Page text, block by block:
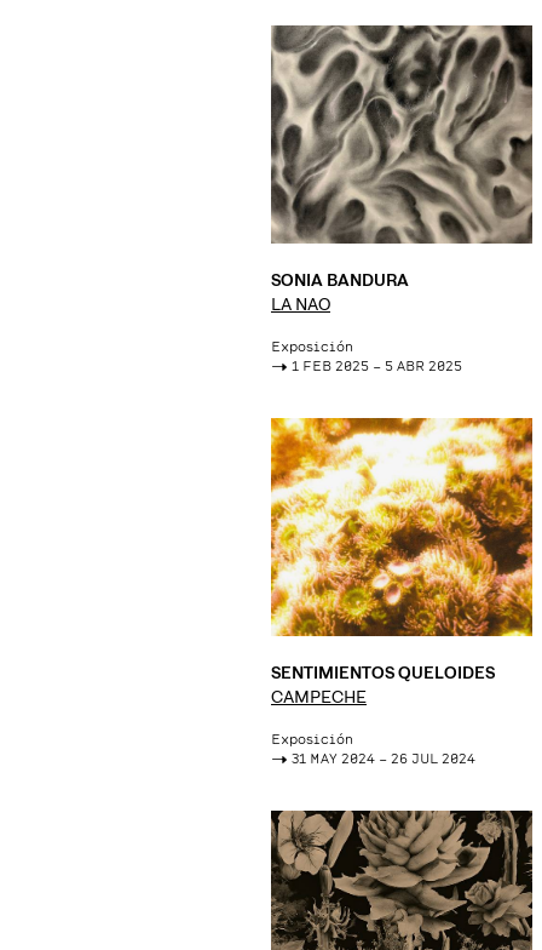
SONIA BANDURA
LA NAO
Exposición
-> 1 FEB 2025 – 5 ABR 2025
SENTIMIENTOS QUELOIDES
CAMPECHE
Exposición
-> 31 MAY 2024 – 26 JUL 2024